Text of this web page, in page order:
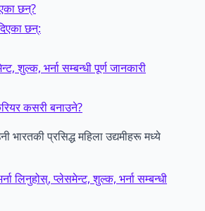
छन्?
छन्:
शुल्क, भर्ना सम्बन्धी पूर्ण जानकारी
कसरी बनाउने?
प्रसिद्ध महिला उद्यमीहरू मध्ये
लिनुहोस्, प्लेसमेन्ट, शुल्क, भर्ना सम्बन्धी